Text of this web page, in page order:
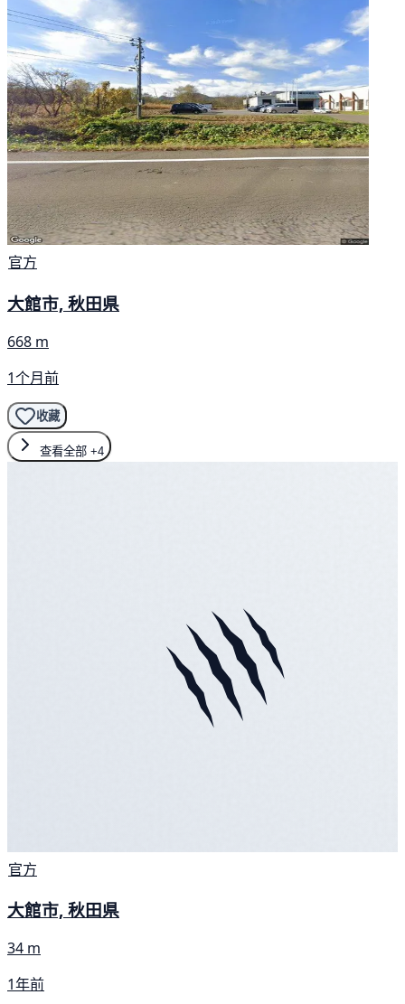
官方
大館市, 秋田県
668 m
1个月前
收藏
查看全部 +4
官方
大館市, 秋田県
34 m
1年前